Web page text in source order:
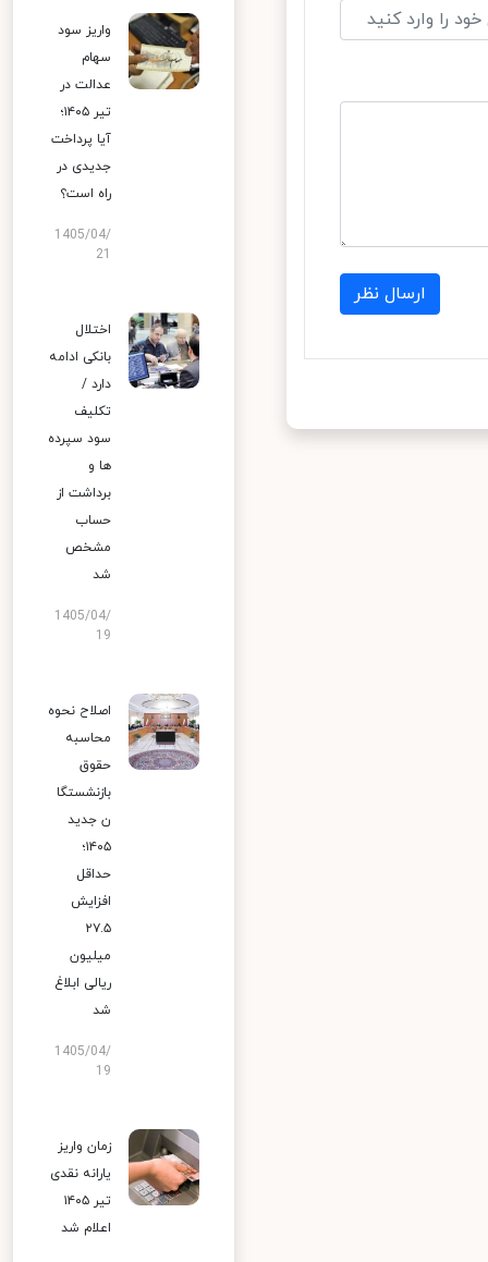
ارسال نظر
واریز سود
سهام
عدالت در
تیر ۱۴۰۵؛
آیا پرداخت
جدیدی در
راه است؟
1405/04/
اختلال
بانکی ادامه
دارد /
تکلیف
سود سپرده
ها و
برداشت از
حساب
مشخص
شد
1405/04/
19
اصلاح نحوه
محاسبه
حقوق
بازنشستگا
ن جدید
۱۴۰۵؛
حداقل
افزایش
۲۷.۵
میلیون
ریالی ابلاغ
شد
1405/04/
19
زمان واریز
یارانه نقدی
تیر ۱۴۰۵
اعلام شد